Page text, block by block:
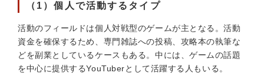
（1）個人で活動するタイプ
活動のフィールドは個人対戦型のゲームが主となる。活動
資金を確保するため、専門雑誌への投稿、攻略本の執筆な
どを副業としているケースもある。中には、ゲームの話題
を中心に提供するYouTuberとして活躍する人もいる。